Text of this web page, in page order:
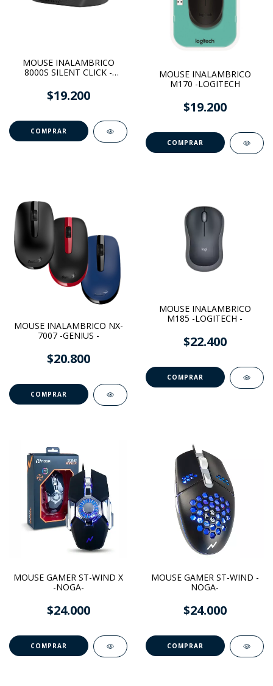
MOUSE INALAMBRICO
8000S SILENT CLICK -
$19.200
MOUSE INALAMBRICO
M170 -LOGITECH
$19.200
MOUSE INALAMBRICO NX-
7007 -GENIUS -
$20.800
MOUSE INALAMBRICO
M185 -LOGITECH -
$22.400
MOUSE GAMER ST-WIND X
-NOGA-
$24.000
MOUSE GAMER ST-WIND -
NOGA-
$24.000